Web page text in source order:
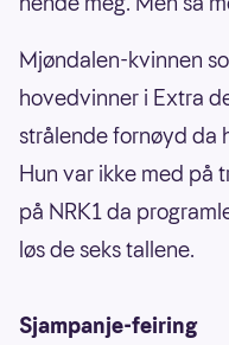
Mjøndalen-kvinnen
hovedvinner i Extra
strålende fornøyd da
Hun var ikke med på
på NRK1 da
løs de seks tallene.
Sjampanje-feiring